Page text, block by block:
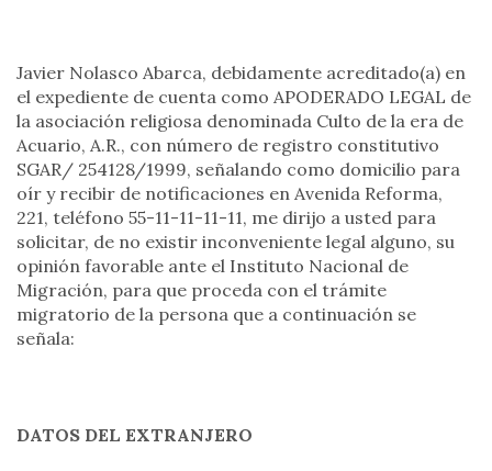
Javier Nolasco Abarca, debidamente acreditado(a) en
el expediente de cuenta como APODERADO LEGAL de
la asociación religiosa denominada Culto de la era de
Acuario, A.R., con número de registro constitutivo
SGAR/ 254128/1999, señalando como domicilio para
oír y recibir de notificaciones en Avenida Reforma,
221, teléfono 55-11-11-11-11, me dirijo a usted para
solicitar, de no existir inconveniente legal alguno, su
opinión favorable ante el Instituto Nacional de
Migración, para que proceda con el trámite
migratorio de la persona que a continuación se
señala:
DATOS DEL EXTRANJERO